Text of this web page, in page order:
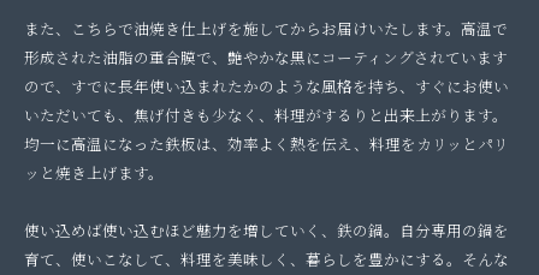
また、こちらで油焼き仕上げを施してからお届けいたします。高温で
形成された油脂の重合膜で、艶やかな黒にコーティングされています
ので、すでに長年使い込まれたかのような風格を持ち、すぐにお使い
いただいても、焦げ付きも少なく、料理がするりと出来上がります。
均一に高温になった鉄板は、効率よく熱を伝え、料理をカリッとパリ
ッと焼き上げます。
使い込めば使い込むほど魅力を増していく、鉄の鍋。自分専用の鍋を
育て、使いこなして、料理を美味しく、暮らしを豊かにする。そんな